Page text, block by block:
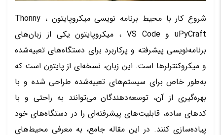
شروع کار با محیط برنامه‌ نویسی میکروپایتون Thonny ،
uPyCraft و VS Code ، میکروپایتون یکی از زبان‌های
برنامه‌نویسی پیشرفته و پرکاربرد برای دستگاه‌های تعبیه‌شده
و میکروکنترلرها است. این زبان، نسخه‌ای از پایتون است که
به‌طور خاص برای سیستم‌های تعبیه‌شده طراحی شده و با
بهره‌گیری از آن، توسعه‌دهندگان می‌توانند به راحتی و با
کدهای ساده، قابلیت‌های پیشرفته‌ای را در دستگاه‌های خود
پیاده‌سازی کنند. در این مقاله جامع، به معرفی محیط‌های